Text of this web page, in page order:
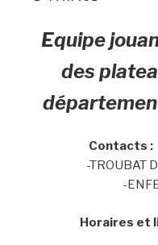
Equipe
des
Contacts :
-TROUBAT
-
Horaires et